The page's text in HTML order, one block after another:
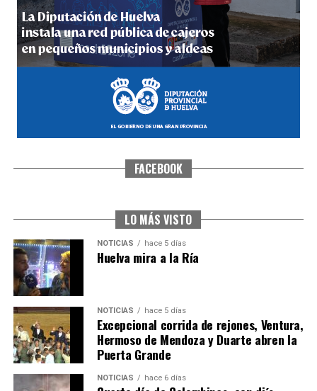
4º DÍA DE LAS FIESTAS COLOMBINAS 2026
hace 6 días·Huelvatv
SEXTA CORRIDA DE LAS FIESTAS COLOMBINAS
6º DÍA DE LAS FIESTAS COLOMBINAS 2026
hace 4 días Huelvatv
FACEBOOK
LO MÁS VISTO
NOTICIAS hace 5 días
Huelva mira a la Ría
NOTICIAS hace 5 días
Excepcional corrida de rejones, Ventura,
Hermoso de Mendoza y Duarte abren la
Puerta Grande
NOTICIAS hace 6 días